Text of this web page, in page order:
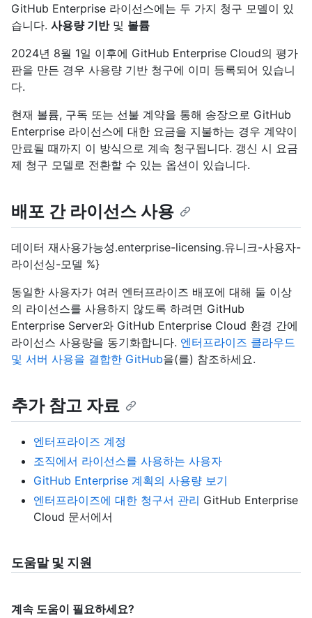
GitHub Enterprise 라이선스에는 두 가지 청구 모델이 있
습니다. 사용량 기반및 볼륨
2024년 8월 1일 이후에 GitHub Enterprise Cloud의 평가
판을 만든 경우 사용량 기반 청구에 이미 등록되어 있습니
다.
현재 볼륨, 구독 또는 선불 계약을 통해 송장으로 GitHub
Enterprise 라이선스에 대한 요금을 지불하는 경우 계약이
만료될 때까지 이 방식으로 계속 청구됩니다. 갱신 시 요금
제 청구 모델로 전환할 수 있는 옵션이 있습니다.
배포 간 라이선스 사용
데이터 재사용가능성.enterprise-licensing.유니크-사용자-
라이선싱-모델 %}
동일한 사용자가 여러 엔터프라이즈 배포에 대해 둘 이상
의 라이선스를 사용하지 않도록 하려면 GitHub
Enterprise Server와 GitHub Enterprise Cloud 환경 간에
라이선스 사용량을 동기화합니다. 엔터프라이즈 클라우드
및 서버 사용을 결합한 GitHub을(를) 참조하세요.
추가 참고 자료
엔터프라이즈 계정
조직에서 라이선스를 사용하는 사용자
GitHub Enterprise 계획의 사용량 보기
엔터프라이즈에 대한 청구서 관리 GitHub Enterprise
Cloud 문서에서
도움말 및 지원
계속 도움이 필요하세요?